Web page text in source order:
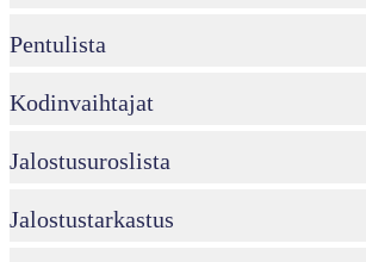
Pentulista
Kodinvaihtajat
Jalostusuroslista
Jalostustarkastus